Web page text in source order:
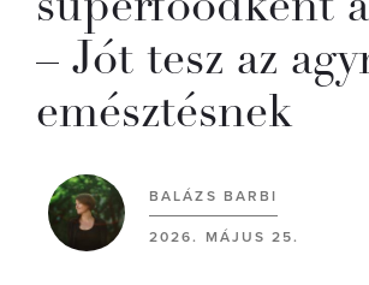
– Jót tesz az
emésztésnek
BALÁZS BARBI
2026. MÁJUS 25.